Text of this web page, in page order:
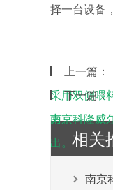
择一台设备
上一篇：
采用双侧喂
力。
下一篇：
南京科隆威
出。相关
南京